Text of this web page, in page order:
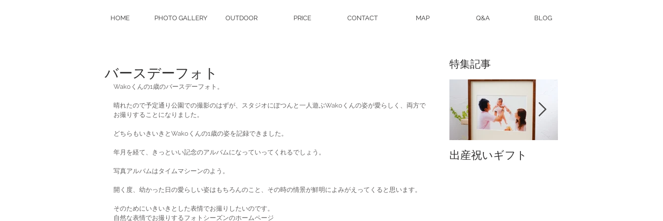
HOME PHOTO GALLERY OUTDOOR PRICE CONTACT MAP Q&A BLOG
バースデーフォト
Wakoくんの1歳のバースデーフォト。
晴れたので予定通り公園での撮影のはずが、スタジオにぽつんと一人遊ぶWakoくんの姿が愛らしく、両方で
お撮りすることになりました。
どちらもいきいきとWakoくんの1歳の姿を記録できました。
年月を経て、きっといい記念のアルバムになっていってくれるでしょう。
写真アルバムはタイムマシーンのよう。
開く度、幼かった日の愛らしい姿はもちろんのこと、その時の情景が鮮明によみがえってくると思います。
そのためにいきいきとした表情でお撮りしたいのです。
自然な表情でお撮りするフォトシーズンのホームページ
特集記事
出産祝いギフト